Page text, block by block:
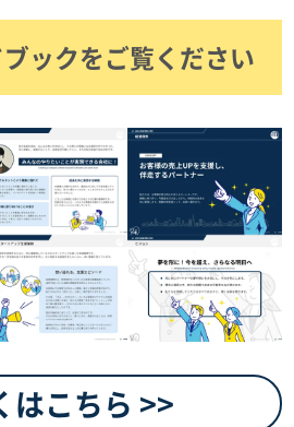
ックをご覧ください
はこちら >>